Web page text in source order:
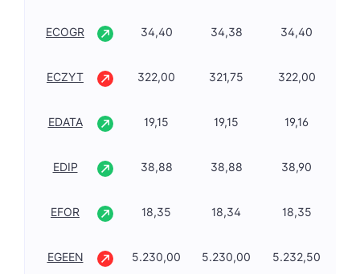
ECOGR 34,40 34,38 34,40
ECZYT 322,00 321,75 322,00
EDATA 19,15 19,15 19,16
EDIP 38,88 38,88 38,90
EFOR 18,35 18,34 18,35
EGEEN 5.230,00 5.230,00 5.232,50